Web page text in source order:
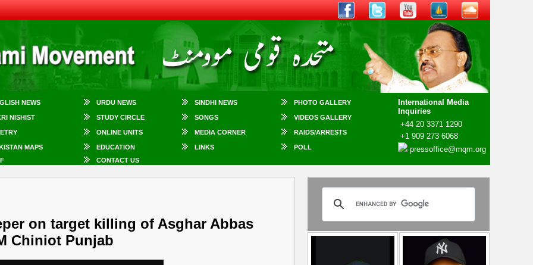
NEWS URDU NEWS SINDHI NEWS PHOTO GALLERY
International Media
Inquiries
+44 20 3371 1290
+1 909 273 6068
pressoffice@mqm.org
NISHIST STUDY CIRCLE SONGS VIDEOS GALLERY
ONLINE UNITS MEDIA CORNER RAIDS/ARRESTS
MAPS EDUCATION LINKS
POLL
CONTACT US
on target killing of Asghar Abbas
Chiniot Punjab